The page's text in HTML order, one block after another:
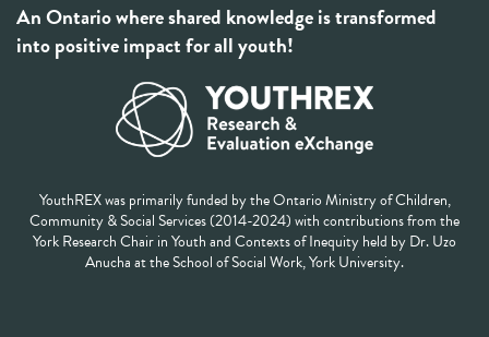
An Ontario where shared knowledge is transformed
into positive impact for all youth!
YouthREX was primarily funded by the Ontario Ministry of Children,
Community & Social Services (2014-2024) with contributions from the
York Research Chair in Youth and Contexts of Inequity held by Dr. Uzo
Anucha at the School of Social Work, York University.